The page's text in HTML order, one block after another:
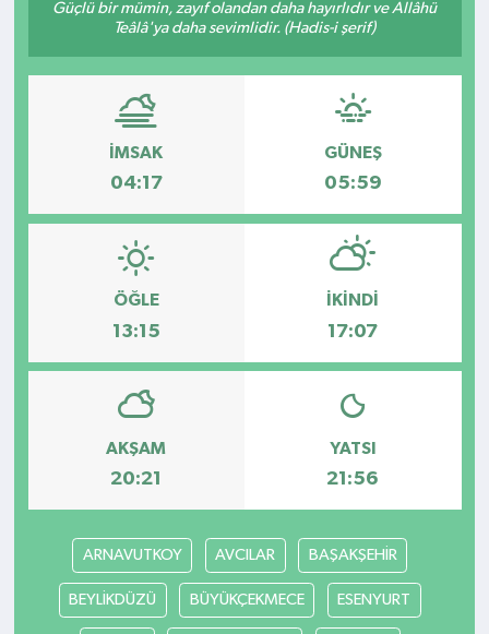
Güçlü bir mümin, zayıf olandan daha hayırlıdır ve Allâhü
Teâlâ'ya daha sevimlidir. (Hadis-i şerif)
İMSAK
04:17
GÜNEŞ
05:59
ÖĞLE
13:15
İKINDI
17:07
AKŞAM
20:21
YATSI
21:56
ARNAVUTKOY AVCILAR BAŞAKŞEHİR
BEYLİKDÜZÜ BÜYÜKÇEKMECE ESENYURT
Kültür - Sanat